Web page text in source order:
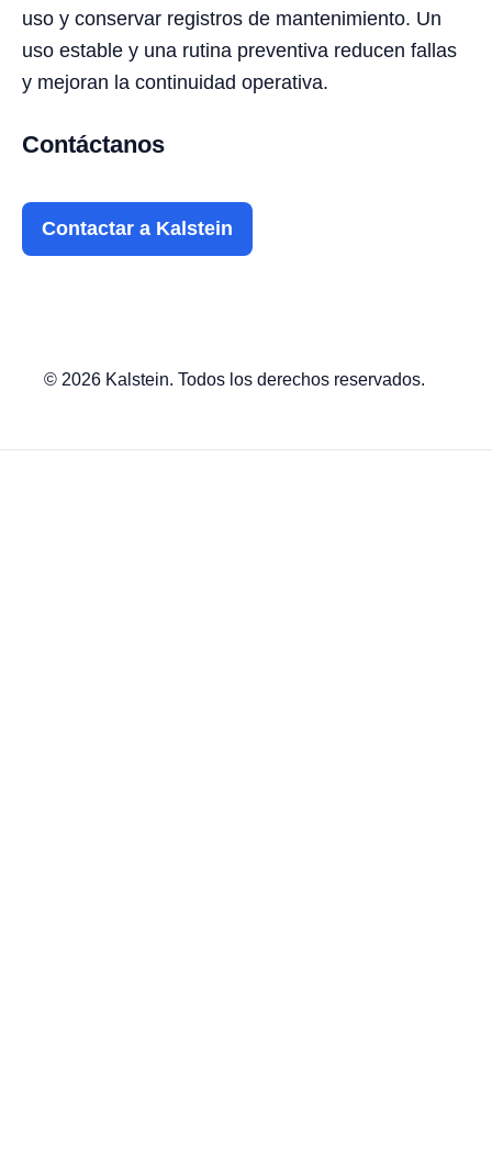
uso y conservar registros de mantenimiento. Un
uso estable y una rutina preventiva reducen fallas
y mejoran la continuidad operativa.
Contáctanos
Contactar a Kalstein
© 2026 Kalstein. Todos los derechos reservados.